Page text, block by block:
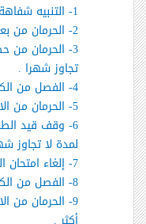
1- التنبيه شفاهة أو كتابة.
2- الحرمان من بعض الخدمات الطلابية.
3- الحرمان من
تجاوز شهرا .
4- الفصل من الكلية لمدة لا تجاوز شهرا .
5- الحرمان من الامتحان في مقرر أو أكثر .
6- وقف قيد
لمدة لا
7- إلغاء امتحان الطالب في مقرر أو أكثر .
8- الفصل من الكلية لمدة لا تجاوز فصلا دراسيا .
9- الحرمان